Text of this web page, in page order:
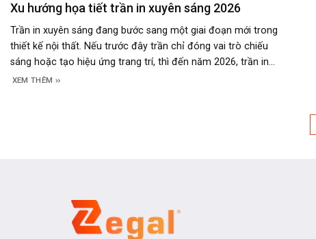
Xu hướng họa tiết trần in xuyên sáng 2026
Trần in xuyên sáng đang bước sang một giai đoạn mới trong
thiết kế nội thất. Nếu trước đây trần chỉ đóng vai trò chiếu
sáng hoặc tạo hiệu ứng trang trí, thì đến năm 2026, trần in
được xem như một bề mặt kể chuyện, nơi họa tiết, ánh sáng
XEM THÊM